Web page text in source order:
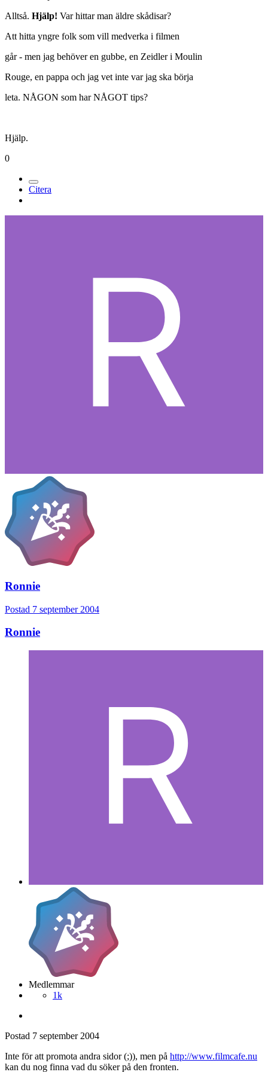
Alltså. Hjälp! Var hittar man äldre skådisar?
Att hitta yngre folk som vill medverka i filmen
går - men jag behöver en gubbe, en Zeidler i Moulin
Rouge, en pappa och jag vet inte var jag ska börja
leta. NÅGON som har NÅGOT tips?
Hjälp.
0
Citera
Ronnie
Postad 7 september 2004
Ronnie
Medlemmar
1k
Postad 7 september 2004
Inte för att promota andra sidor (;)), men på http://www.filmcafe.nu
kan du nog finna vad du söker på den fronten.